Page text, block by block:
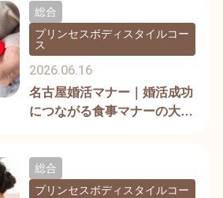
名古屋婚活マナー｜婚活成功
につながる食事マナーの大切
2026.06.16
総合
プリンセスボディスタイルコー
ス
総合
プリンセスボディスタイルコー